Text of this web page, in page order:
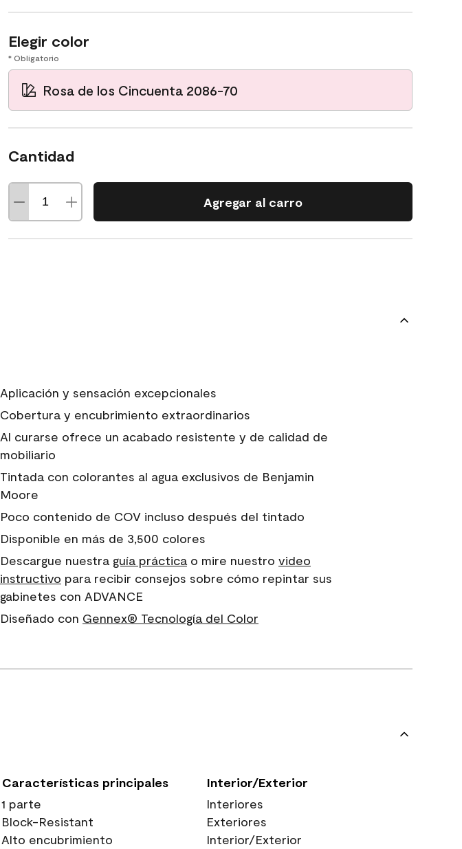
Elegir color
* Obligatorio
Rosa de los Cincuenta 2086-70
Cantidad
Agregar al carro
Aplicación y sensación excepcionales
Cobertura y encubrimiento extraordinarios
Al curarse ofrece un acabado resistente y de calidad de
mobiliario
Tintada con colorantes al agua exclusivos de Benjamin
Moore
Poco contenido de COV incluso después del tintado
Disponible en más de 3,500 colores
Descargue nuestra guía prácticao mire nuestro video
instructivo para recibir consejos sobre cómo repintar sus
gabinetes con ADVANCE
Diseñado con Gennex® Tecnología del Color
Características principales
1 parte
Block-Resistant
Alto encubrimiento
Interior/Exterior
Interiores
Exteriores
Interior/Exterior